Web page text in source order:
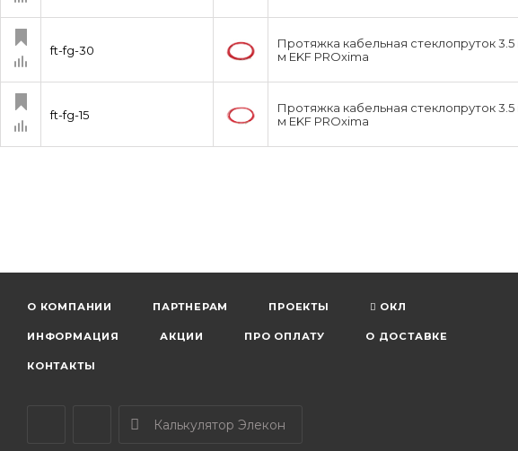
ft-fg-30
Протяжка кабельная стеклопруток
м EKF PROxima
ft-fg-15
Протяжка кабельная стеклопруток
м EKF PROxima
О КОМПАНИИ ПАРТНЕРАМ ПРОЕКТЫ ОКЛ
ИНФОРМАЦИЯ АКЦИИ ПРО ОПЛАТУ О ДОСТАВКЕ
КОНТАКТЫ
Калькулятор Элекон